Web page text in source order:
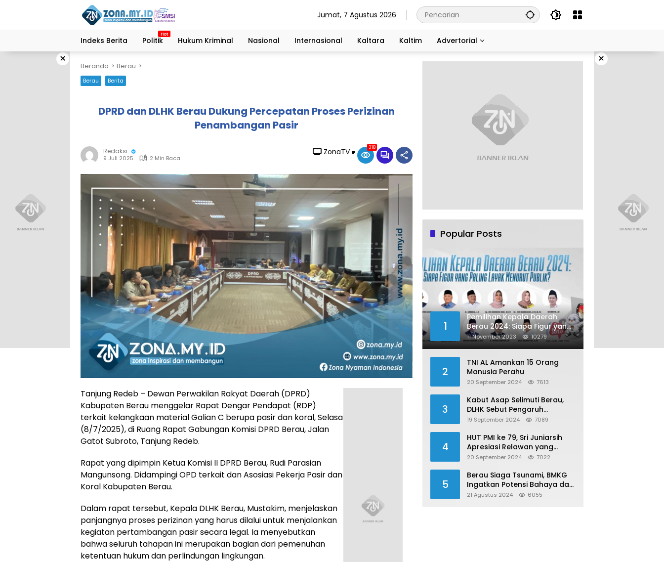
Jumat, 7 Agustus 2026
Indeks Berita Politik Hukum Kriminal Nasional Internasional Kaltara Kaltim Advertorial
× ×
Beranda Berau
Berau Berita
DPRD dan DLHK Berau Dukung Percepatan Proses Perizinan
Penambangan Pasir
Redaksi
9 Juli 2025 2 Min Baca
ZonaTV 318
Tanjung Redeb – Dewan Perwakilan Rakyat Daerah (DPRD)
Kabupaten Berau menggelar Rapat Dengar Pendapat (RDP)
terkait kelangkaan material Galian C berupa pasir dan koral, Selasa
(8/7/2025), di Ruang Rapat Gabungan Komisi DPRD Berau, Jalan
Gatot Subroto, Tanjung Redeb.
Rapat yang dipimpin Ketua Komisi II DPRD Berau, Rudi Parasian
Mangunsong. Didampingi OPD terkait dan Asosiasi Pekerja Pasir dan
Koral Kabupaten Berau.
Dalam rapat tersebut, Kepala DLHK Berau, Mustakim, menjelaskan
panjangnya proses perizinan yang harus dilalui untuk menjalankan
kegiatan pertambangan pasir secara legal. Ia menyebutkan
bahwa seluruh tahapan ini merupakan bagian dari pemenuhan
ketentuan hukum dan perlindungan lingkungan.
Popular Posts
1
Pemilihan Kepala Daerah
Berau 2024: Siapa Figur yang
Paling Layak Menurut Publik?
11 November 2023 10279
2
TNI AL Amankan 15 Orang
Manusia Perahu
20 September 2024 7613
3
Kabut Asap Selimuti Berau,
DLHK Sebut Pengaruh
Karhutla
19 September 2024 7089
4
HUT PMI ke 79, Sri Juniarsih
Apresiasi Relawan yang
Konsisten Donor Darah
20 September 2024 7022
5
Berau Siaga Tsunami, BMKG
Ingatkan Potensi Bahaya dari
Megathrust Utara Sulawesi
21 Agustus 2024 6055